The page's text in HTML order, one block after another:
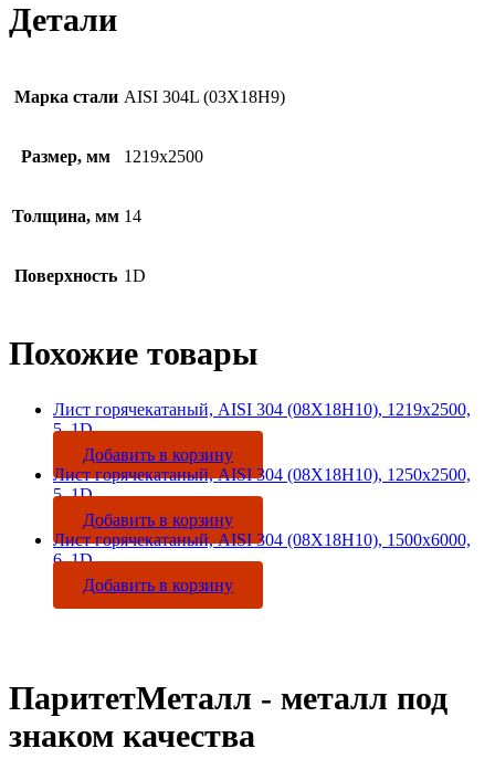
Детали
Марка стали AISI 304L (03Х18Н9)
Размер, мм 1219х2500
Толщина, мм 14
Поверхность 1D
Похожие товары
Лист горячекатаный, AISI 304 (08Х18Н10), 1219х2500,
5, 1D
Добавить в корзину
Лист горячекатаный, AISI 304 (08Х18Н10), 1250х2500,
5, 1D
Добавить в корзину
Лист горячекатаный, AISI 304 (08Х18Н10), 1500х6000,
6, 1D
Добавить в корзину
ПаритетМеталл - металл под
знаком качества